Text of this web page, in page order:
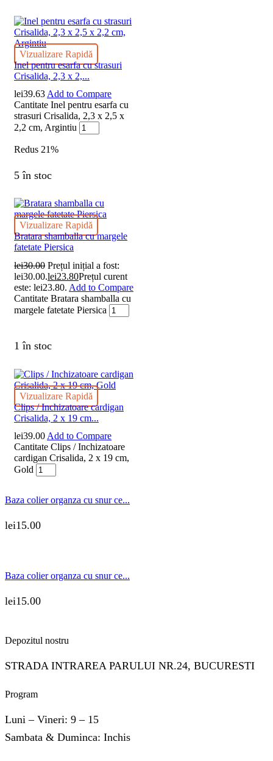
Vizualizare Rapidă
Inel pentru esarfa cu strasuri
Crisalida, 2,3 x 2,...
lei39.63 Add to Compare
Cantitate Inel pentru esarfa cu
strasuri Crisalida, 2,3 x 2,5 x
2,2 cm, Argintiu
Redus 21%
5 în stoc
Vizualizare Rapidă
Bratara shamballa cu margele
fatetate Piersica
lei30.00 Prețul inițial a fost:
lei30.00.lei23.80Prețul curent
este: lei23.80. Add to Compare
Cantitate Bratara shamballa cu
margele fatetate Piersica
1 în stoc
Vizualizare Rapidă
Clips / Inchizatoare cardigan
Crisalida, 2 x 19 cm...
lei39.00 Add to Compare
Cantitate Clips / Inchizatoare
cardigan Crisalida, 2 x 19 cm,
Gold
Baza colier organza cu snur ce...
lei15.00
Baza colier organza cu snur ce...
lei15.00
Depozitul nostru
STRADA INTRAREA PARULUI NR.24, BUCURESTI
Program
Luni – Vineri: 9 – 15
Sambata & Duminca: Inchis